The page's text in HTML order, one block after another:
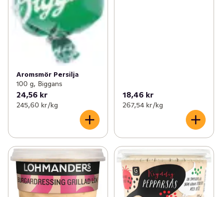
Aromsmör Persilja
100 g, Biggans
24,56 kr
245,60 kr /kg
18,46 kr
267,54 kr /kg